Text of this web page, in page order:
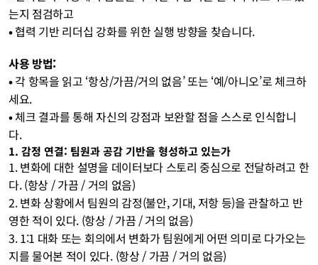
는지 점검하고
• 협력 기반 리더십 강화를 위한 실행 방향을 찾습니다.
사용 방법:
• 각 항목을 읽고 ‘항상/가끔/거의 없음’ 또는 ‘예/아니오’로 체크하
세요.
• 체크 결과를 통해 자신의 강점과 보완할 점을 스스로 인식합니
다.
1. 감정 연결: 팀원과 공감 기반을 형성하고 있는가
1. 변화에 대한 설명을 데이터보다 스토리 중심으로 전달하려고 한
다. (항상 / 가끔 / 거의 없음)
2. 변화 상황에서 팀원의 감정(불안, 기대, 저항 등)을 관찰하고 반
영한 적이 있다. (항상 / 가끔 / 거의 없음)
3. 1:1 대화 또는 회의에서 변화가 팀원에게 어떤 의미로 다가오는
지를 물어본 적이 있다. (항상 / 가끔 / 거의 없음)